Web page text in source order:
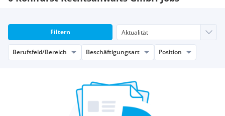
Filtern
Berufsfeld/Bereich Beschäftigungsart Position